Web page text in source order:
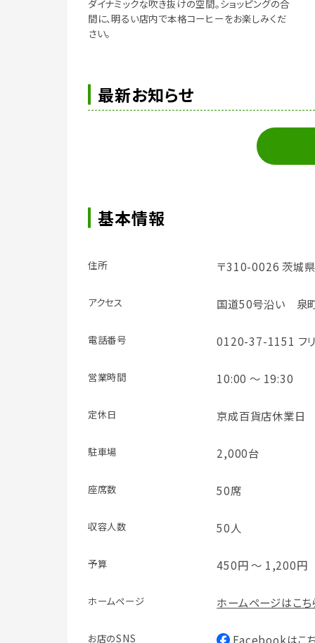
ダイナミックな吹き抜けの空間。ショッピングの合
間に、明るい店内で本格コーヒーをお楽しみくだ
さい。
最新お知らせ
基本情報
住所 〒310-0026 茨城
アクセス 国道50号沿い 泉
電話番号 0120-37-1151 フ
営業時間 10:00 ～ 19:30
定休日 京成百貨店休業日
駐車場 2,000台
座席数 50席
収容人数 50人
予算 450円 ～ 1,200円
ホームページ ホームページはこち
お店のSNS Facebookはこ